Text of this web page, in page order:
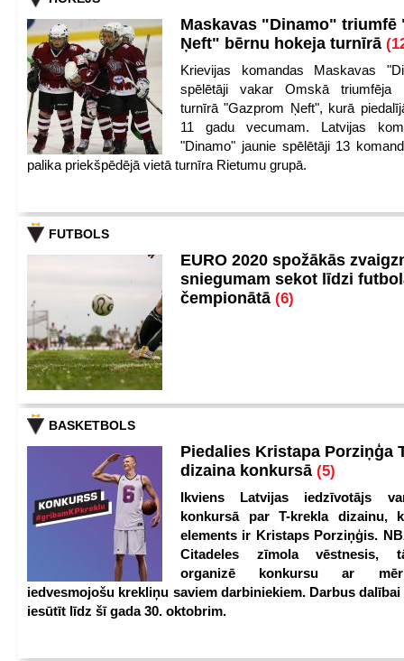
Maskavas "Dinamo" triumfē
Ņeft" bērnu hokeja turnīrā
Krievijas komandas Maskavas
spēlētāji vakar Omskā triumfēja
turnīrā "Gazprom Ņeft", kurā
11 gadu vecumam. Latvijas
"Dinamo" jaunie spēlētāji 13
palika priekšpēdējā vietā turnīra Rietumu grupā.
FUTBOLS
EURO 2020 spožākās
sniegumam sekot līdzi
čempionātā (6)
BASKETBOLS
Piedalies Kristapa Porziņģa
dizaina konkursā (5)
Ikviens Latvijas iedzīvotājs
konkursā par T-krekla dizainu,
elements ir Kristaps Porziņģis.
Citadeles zīmola vēstnesis,
organizē konkursu ar
iedvesmojošu krekliņu saviem darbiniekiem. Darbus
iesūtīt līdz šī gada 30. oktobrim.